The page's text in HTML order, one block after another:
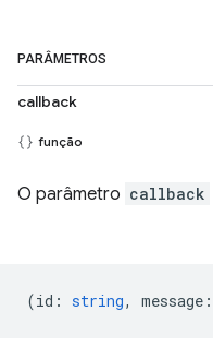
PARÂMETROS
callback
função
O parâmetro callback
(id : string, message :